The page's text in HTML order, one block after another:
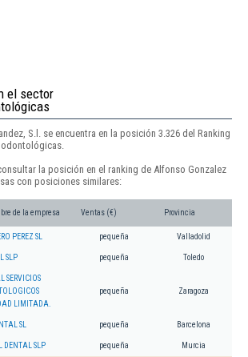
el sector
S.l. se encuentra en la posición 3.326 del Ranking
la posición en el ranking de Alfonso Gonzalez
con posiciones similares:
de la empresa Ventas (€) Provincia
PEREZ SL pequeña Valladolid
SLP pequeña Toledo
SERVICIOS
LIMITADA.
pequeña Zaragoza
SL pequeña Barcelona
DENTAL SLP pequeña Murcia